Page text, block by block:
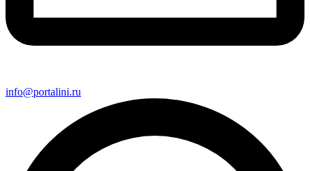
info@portalini.ru